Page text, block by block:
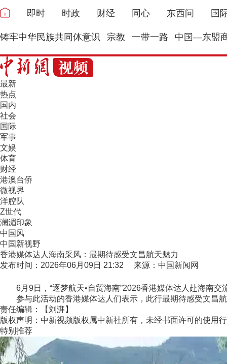
即时 时政 财经 同心 东西问 国
铸牢中华民族共同体意识 宗教 一带一路 中国—东盟
最新
热点
国内
社会
国际
军事
文娱
体育
财经
港澳台侨
微视界
洋腔队
Z世代
澜湄印象
中国风
中国新视野
香港媒体达人海南采风：最期待感受文昌航天魅力
发布时间：2026年06月09日 21:32 来源：中国新闻网
6月9日，“逐梦航天•自贸海南”2026香港媒体达人赴海南交
参与此活动的香港媒体达人们表示，此行最期待感受文昌航
责任编辑：【刘湃】
版权声明：中新视频版权属中新社所有，未经书面许可的使用
特别推荐